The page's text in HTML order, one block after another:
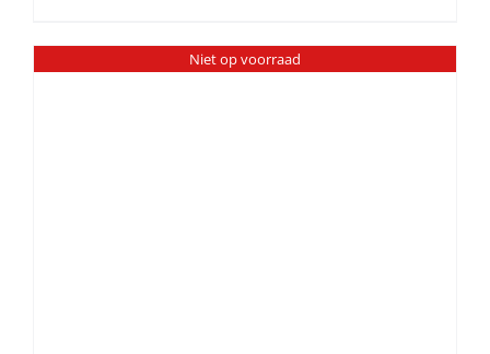
Niet op voorraad